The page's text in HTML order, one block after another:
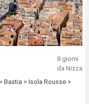
8 giorni
da Nizza
Bastia > Isola Rousse >